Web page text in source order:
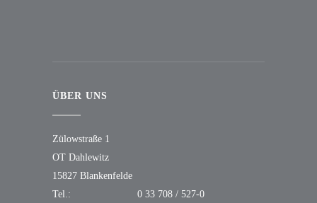
ÜBER UNS
Zülowstraße 1
OT Dahlewitz
15827 Blankenfelde
Tel.:
0 33 708 / 527-0